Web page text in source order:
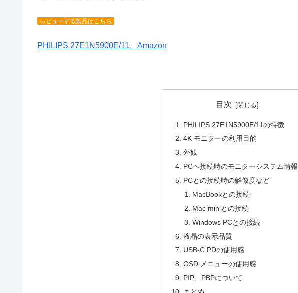
レビューする製品はこちら
PHILIPS 27E1N5900E/11、Amazon
目次
PHILIPS 27E1N5900E/11の特徴
4K モニターの利用目的
外観
PCへ接続時のモニターシステム情報
PCとの接続時の解像度など
MacBookとの接続
Mac miniとの接続
Windows PCとの接続
液晶の表示品質
USB-C PDの使用感
OSD メニューの使用感
PIP、PBPについて